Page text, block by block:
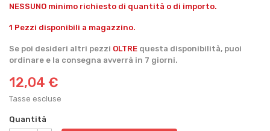
NESSUNO minimo richiesto di quantità o di importo.
1 Pezzi disponibili a magazzino.
Se poi desideri altri pezzi OLTRE questa disponibilità, puoi
ordinare e la consegna avverrà in 7 giorni.
12,04 €
Tasse escluse
Quantità